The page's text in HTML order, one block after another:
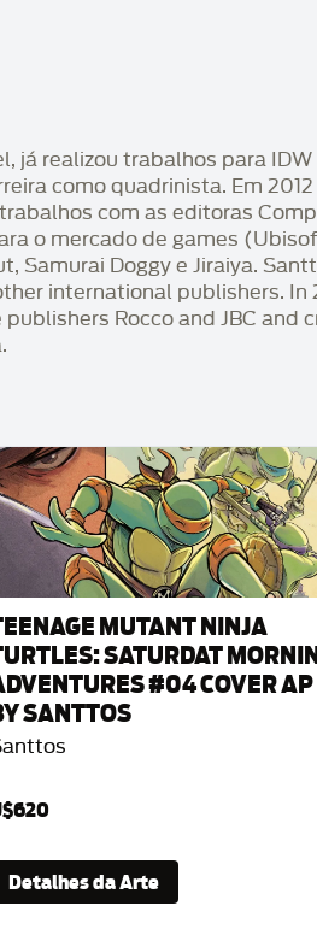
já realizou trabalhos para
como quadrinista. Em
com as editoras
o mercado de games
Samurai Doggy e Jiraiya.
international publishers. In
Rocco and JBC
MUTANT NINJA
SATURDAT
#04 COVER AP
SANTTOS
Detalhes da Arte